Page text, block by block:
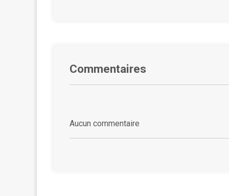
Commentaires
Aucun commentaire